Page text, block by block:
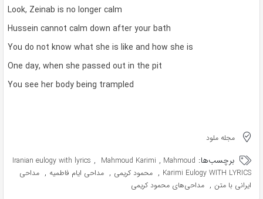
Look, Zeinab is no longer calm
Hussein cannot calm down after your bath
You do not know what she is like and how she is
One day, when she passed out in the pit
You see her body being trampled
مجله ملود
برچسب‌ها: Iranian eulogy with lyrics , Mahmoud Karimi , Mahmoud
Karimi Eulogy WITH LYRICS
, محمود کریمی , مداحی ایام فاطمیه , مداحی
ایرانی با متن , مداحی‌های محمود کریمی